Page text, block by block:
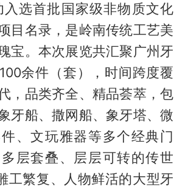
选首批国家级非物质文化
目名录，是岭南传统工艺美
宝。本次展览共汇聚广州牙
余件（套），时间跨度覆
，品类齐全、精品荟萃，包
牙船、撒网船、象牙塔、微
、文玩雅器等多个经典门
层套叠、层层可转的传世
工繁复、人物鲜活的大型牙